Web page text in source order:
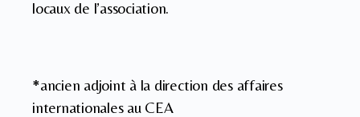
locaux de l’association.
*ancien adjoint à la direction des affaires
internationales au CEA